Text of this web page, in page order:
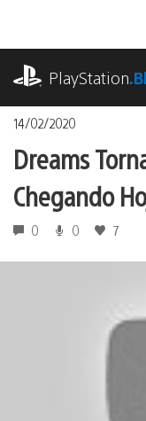
o
conteúdoPlayStation
14/02/2020
Dreams
Chegando
0 0 7